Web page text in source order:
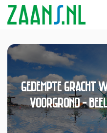
Gedempte
voorgrond -